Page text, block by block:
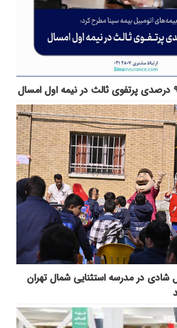
شادی در مدرسه استثنایی شمال تهران